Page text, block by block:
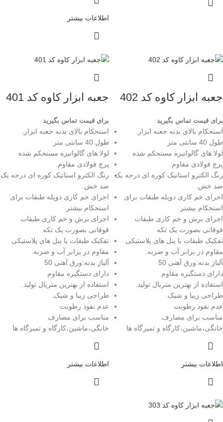
اطلاعات بیشتر
جعبه ابزار کاوه کد 402
برای قیمت تماس بگیرید
استحکام بالای بدنه جعبه ابزار.
طول 40 سانتی متر
لولا های گالوانیزه مستحکم شده
پرچ فولادی مقاوم.
رنگ الکترو استاتیک کوره ای درجه یک
ضد خش.
اجرای خم کاری دوپله طبقات برای
استحکام بیشتر
اجرای برش و خم کاری طبقات
فوقانی بصورت یک تکه
تفکیک طبقات با پنل های پلاستیکی
مقاوم در برابر آب و ضربه.
آلیاژ بدنه:ورق آهنی 50
دارای دستگیره مقاوم
استفاده از بهترین متریال تولید.
طراحی زیبا و شیک.
عدم نفوذ رطوبت
مناسب برای مصارف
خانگی،ماشین،کارگاه و تمیرگاه ها
اطلاعات بیشتر
جعبه ابزار کاوه کد 401
برای قیمت تماس بگیرید
استحکام بالای بدنه جعبه ابزار.
طول 40 سانتی متر
لولا های گالوانیزه مستحکم شده
پرچ فولادی مقاوم.
رنگ الکترو استاتیک کوره ای درجه یک
ضد خش.
اجرای خم کاری دوپله طبقات برای
استحکام بیشتر
اجرای برش و خم کاری طبقات
فوقانی بصورت یک تکه
تفکیک طبقات با پنل های پلاستیکی
مقاوم در برابر آب و ضربه.
آلیاژ بدنه:ورق آهنی 50
دارای دستگیره مقاوم
استفاده از بهترین متریال تولید.
طراحی زیبا و شیک.
عدم نفوذ رطوبت
مناسب برای مصارف
خانگی،ماشین،کارگاه و تمیرگاه ها
اطلاعات بیشتر